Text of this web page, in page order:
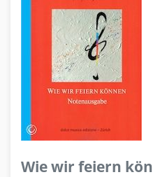
Wie wir feiern